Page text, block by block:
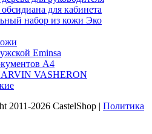
для кабинета
набор из кожи Эко
Eminsa
А4
VASHERON
2011-2026 CastelShop | Политика